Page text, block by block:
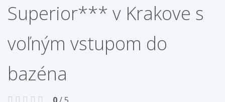
Superior*** v Krakove s
voľným vstupom do
bazéna
0/ 5